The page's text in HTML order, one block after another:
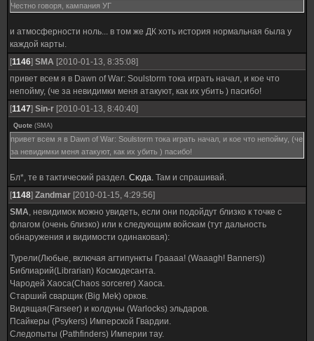
Честно говоря, кампания УГ
и атмосферности ноль... в том же ДК хоть история нормальная была у
каждой карты.
[1146] SMA [2010-01-13, 8:35:08]
привет всем я в Dawn of War: Soulstorm тока играть начал, и кое что
непойму, (че за невидимки меня атакуют, как их убить ) пасибо!
[1147] Sin-r [2010-01-13, 8:40:40]
Quote (SMA)
привет всем я в Dawn of War: Soulstorm тока играть начал, и кое что непойму, (че
за невидимки меня атакуют, как их убить ) пасибо!
Бл*, те в тактический раздел. Сюда. Там и спрашивай.
[1148] Zandmar [2010-01-15, 4:29:56]
SMA, невидимок можно увидеть, если они подойдут близко к точке с
флагом (очень близко) или к следующим войскам (тут дальность
обнаружения и видимости одинаковая):
Турели(Любые, включая агтипункты Граааа! (Waaagh! Banners))
Библиарий(Librarian) Космодесанта.
Чародей Хаоса(Chaos sorcerer) Хаоса.
Старший сварщик (Big Mek) орков.
Видящая(Farseer) и колдуны (Warlocks) эльдаров.
Псайкеры (Psykers) Имперской Гвардии.
Следопыты (Pathfinders) Империи тау.